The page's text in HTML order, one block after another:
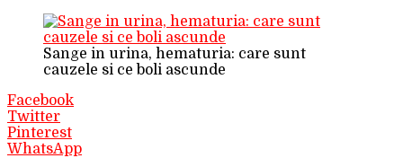
Sange in urina, hematuria: care sunt
cauzele si ce boli ascunde
Facebook
Twitter
Pinterest
WhatsApp